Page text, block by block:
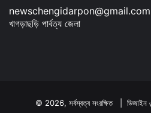
newschengidarpon@gmail.com
খাগড়াছড়ি পার্বত্য জেলা
© 2026, সর্বস্বত্ব সংরক্ষিত | ডিজাইন